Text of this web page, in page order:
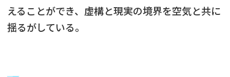
えることができ、虚構と現実の境界を空気と共に
揺るがしている。